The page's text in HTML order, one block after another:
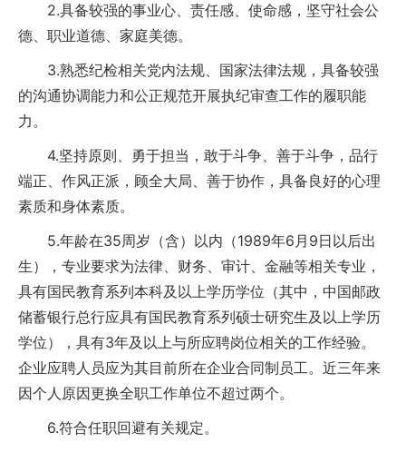
2.具备较强的事业心、责任感、使命感，坚守社会公
德、职业道德、家庭美德。
3.熟悉纪检相关党内法规、国家法律法规，具备较强
的沟通协调能力和公正规范开展执纪审查工作的履职能
力。
4.坚持原则、勇于担当，敢于斗争、善于斗争，品行
端正、作风正派，顾全大局、善于协作，具备良好的心理
素质和身体素质。
5.年龄在35周岁（含）以内（1989年6月9日以后出
生），专业要求为法律、财务、审计、金融等相关专业，
具有国民教育系列本科及以上学历学位（其中，中国邮政
储蓄银行总行应具有国民教育系列硕士研究生及以上学历
学位），具有3年及以上与所应聘岗位相关的工作经验。
企业应聘人员应为其目前所在企业合同制员工。近三年来
因个人原因更换全职工作单位不超过两个。
6.符合任职回避有关规定。